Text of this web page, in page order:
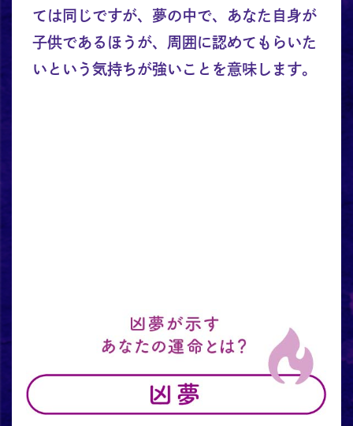
ては同じですが、夢の中で、あなた自身が
子供であるほうが、周囲に認めてもらいた
いという気持ちが強いことを意味します。